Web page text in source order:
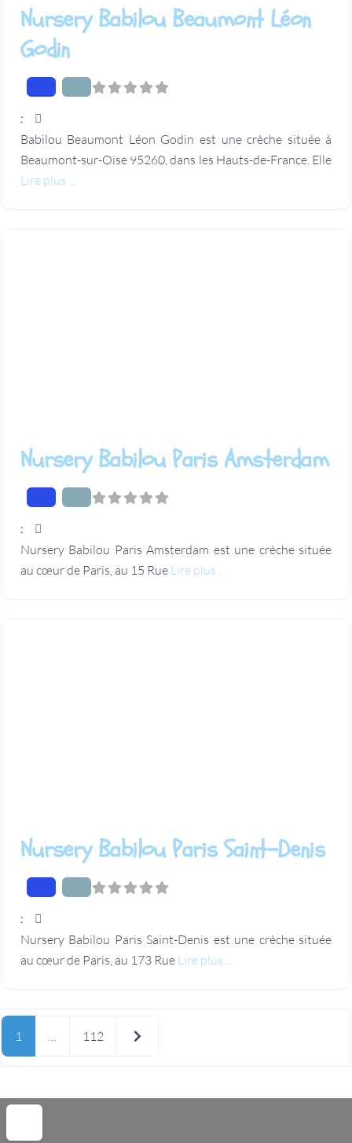
Nursery Babilou Beaumont Léon
Godin
:
Babilou Beaumont Léon Godin est une crèche située à
Beaumont-sur-Oise 95260, dans les Hauts-de-France. Elle
Lire plus ...
Nursery Babilou Paris Amsterdam
:
Nursery Babilou Paris Amsterdam est une crèche située
au cœur de Paris, au 15 Rue Lire plus ...
Nursery Babilou Paris Saint-Denis
:
Nursery Babilou Paris Saint-Denis est une crèche située
au cœur de Paris, au 173 Rue Lire plus ...
Posts
navigation
1 112 Older posts